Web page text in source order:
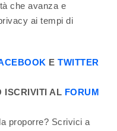
che avanza e
ai tempi di
ETWITTER
ISCRIVITI AL FORUM
proporre? Scrivici a